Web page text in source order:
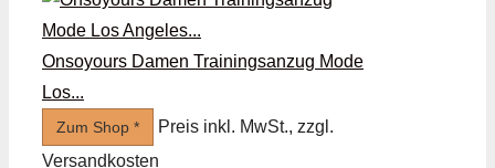
Onsoyours Damen Trainingsanzug Mode
Los...
Zum Shop *
Preis inkl. MwSt., zzgl.
Versandkosten